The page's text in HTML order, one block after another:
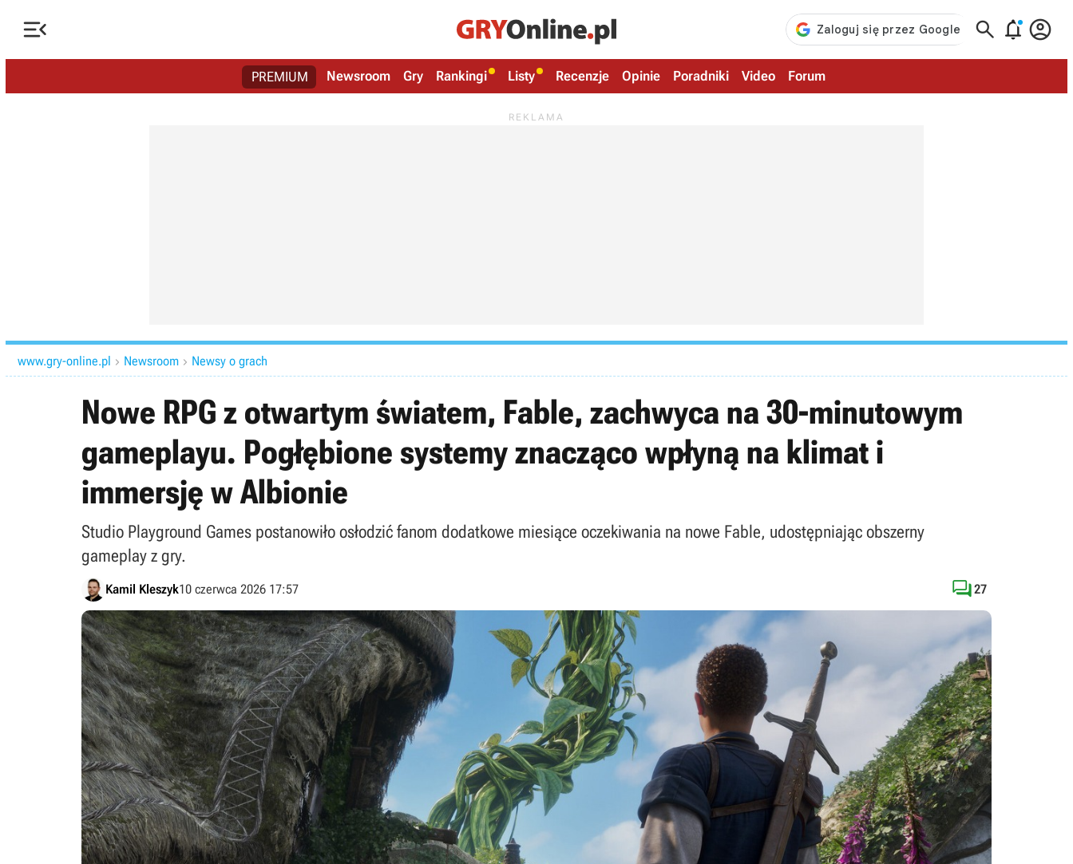
   
PREMIUM Newsroom Gry Rankingi Listy Recenzje Opinie Poradniki Video Forum
www.gry-online.pl  Newsroom  Newsy o grach
Nowe RPG z otwartym światem, Fable, zachwyca na 30-minutowym
gameplayu. Pogłębione systemy znacząco wpłyną na klimat i
immersję w Albionie
Studio Playground Games postanowiło osłodzić fanom dodatkowe miesiące oczekiwania na nowe Fable, udostępniając obszerny
gameplay z gry.
Kamil Kleszyk10 czerwca 2026 17:57 27